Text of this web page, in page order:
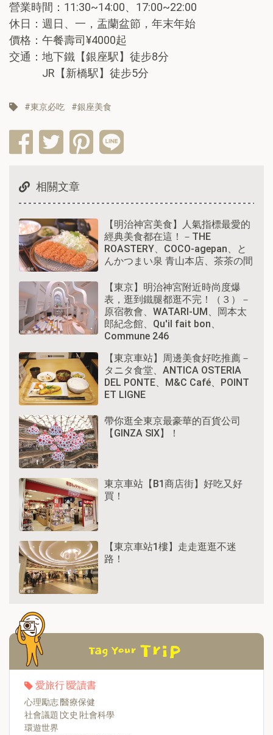
營業時間：11:30~14:00、17:00~22:00
休日：週日、一，盂蘭盆節，年末年始
價格：午餐壽司¥4000起
交通：地下鐵【銀座駅】徒步8分
JR【新橋駅】徒步5分
東京必吃 銀座美食
相關文章
【明治神宮美食】人氣指標最愛的
經典美食都在這！－THE
ROASTERY、COCO-agepan、と
んかつまい泉 青山本店、茶茶の間
【東京】明治神宮附近時尚度爆
表，逛到鐵腿都逛不完！（３）－
原宿教會、WATARI-UM、岡本太
郎紀念館、Qu'il fait bon、
Commune 246
【東京車站】周邊美食好吃推薦－
タニタ食堂、ANTICA OSTERIA
DEL PONTE、M&C Café、POINT
ET LIGNE
帶你逛全東京最豪華的百貨公司
【GINZA SIX】！
東京車站【B1商店街】好吃又好
買！
【東京車站1樓】走走逛逛不迷
路！
愛旅行∣愛讀書
心理勵志∣醫療保健
社會議題∣文史∣社會科學
環遊世界